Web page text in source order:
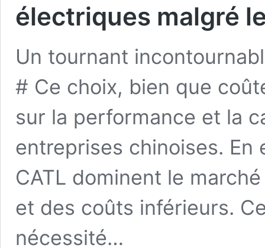
électriques malgré
Un tournant
# Ce choix, bien que
sur la performance et la
entreprises chinoises.
CATL dominent le
et des coûts inférieurs.
nécessité…